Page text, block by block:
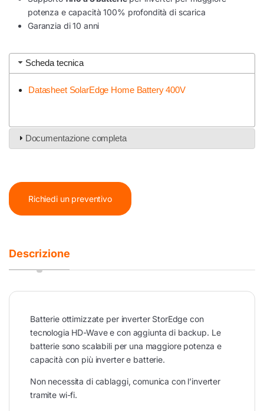
potenza e capacità 100% profondità di scarica
Garanzia di 10 anni
Scheda tecnica
Datasheet SolarEdge Home Battery 400V
Documentazione completa
Richiedi un preventivo
Descrizione
Batterie ottimizzate per inverter StorEdge con
tecnologia HD-Wave e con aggiunta di backup. Le
batterie sono scalabili per una maggiore potenza e
capacità con più inverter e batterie.
Non necessita di cablaggi, comunica con l’inverter
tramite wi-fi.